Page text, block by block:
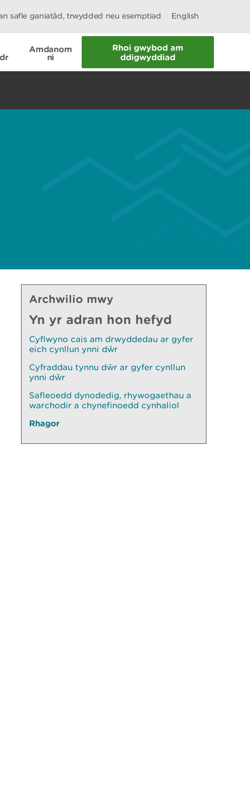
safle ganiatâd, trwydded neu esemptiad English
Amdanom
ni
Rhoi gwybod am
ddigwyddiad
Archwilio mwy
Yn yr adran hon hefyd
Cyflwyno cais am drwyddedau ar gyfer
eich cynllun ynni dŵr
Cyfraddau tynnu dŵr ar gyfer cynllun
ynni dŵr
Safleoedd dynodedig, rhywogaethau a
warchodir a chynefinoedd cynhaliol
Rhagor